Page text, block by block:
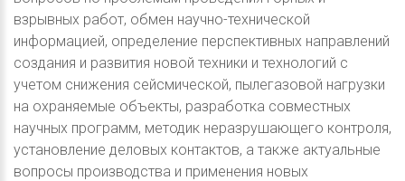
взрывных работ, обмен научно-технической
информацией, определение перспективных направлений
создания и развития новой техники и технологий с
учетом снижения сейсмической, пылегазовой нагрузки
на охраняемые объекты, разработка совместных
научных программ, методик неразрушающего контроля,
установление деловых контактов, а также актуальные
вопросы производства и применения новых